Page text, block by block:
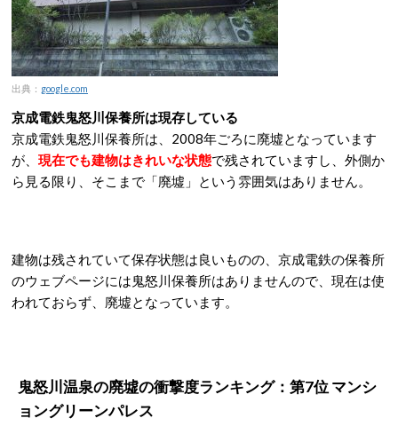
出典： google.com
京成電鉄鬼怒川保養所は現存している
京成電鉄鬼怒川保養所は、2008年ごろに廃墟となっています
が、 現在でも建物はきれいな状態で残されていますし、外側か
ら見る限り、そこまで「廃墟」という雰囲気はありません。
建物は残されていて保存状態は良いものの、京成電鉄の保養所
のウェブページには鬼怒川保養所はありませんので、現在は使
われておらず、廃墟となっています。
鬼怒川温泉の廃墟の衝撃度ランキング：第7位 マンシ
ョングリーンパレス